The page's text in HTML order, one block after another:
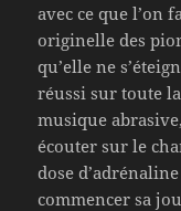
avec ce que l’on
originelle des
qu’elle ne
réussi sur toute
musique
écouter sur le
dose
commencer sa